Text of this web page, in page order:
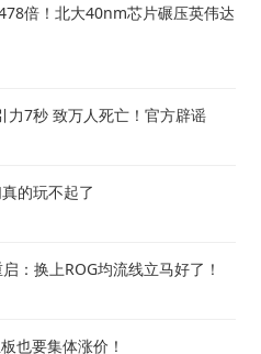
倍！北大40nm芯片碾压英伟达
力7秒 致万人死亡！官方辟谣
的玩不起了
：换上ROG均流线立马好了！
也要集体涨价！